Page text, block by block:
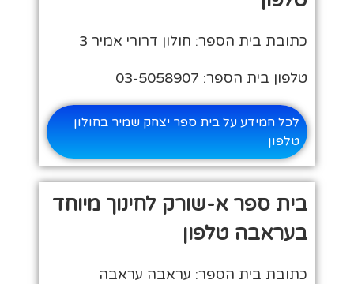
כתובת בית הספר: חולון דרורי אמיר 3
טלפון בית הספר: 03-5058907
לכל המידע על בית ספר יצחק שמיר בחולון
טלפון
בית ספר א-שורק לחינוך מיוחד
בעראבה טלפון
כתובת בית הספר: עראבה עראבה